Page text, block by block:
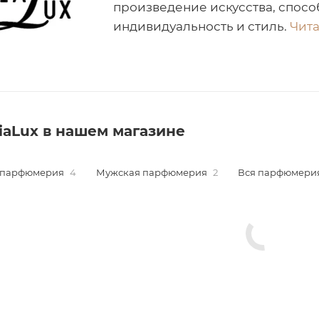
произведение искусства,
индивидуальность и стиль.
в нашем магазине
4 Мужская парфюмерия 2 Вся